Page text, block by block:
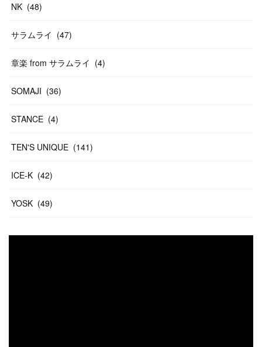
NK (48)
サラムライ (47)
章楽 from サラムライ (4)
SOMAJI (36)
STANCE (4)
TEN'S UNIQUE (141)
ICE-K (42)
YOSK (49)